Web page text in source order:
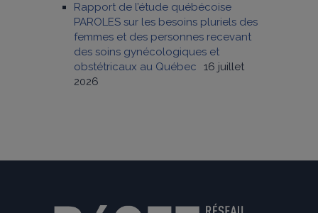
Rapport de l’étude québécoise
PAROLES sur les besoins pluriels des
femmes et des personnes recevant
des soins gynécologiques et
obstétricaux au Québec
16 juillet
2026